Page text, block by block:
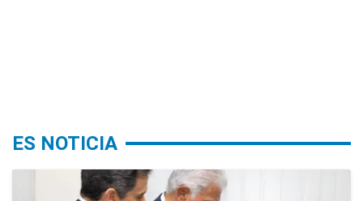
ES NOTICIA